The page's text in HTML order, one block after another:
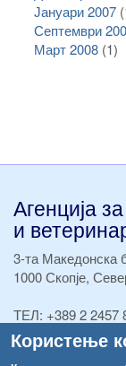
Користење
Јануари 2007
Септември
Март 2008(1)
Агенција
и
3-та Македонска
1000 Скопје,
ТЕЛ: +389 2 2457
ТЕЛ:+389 2 2457
Факс:+389 2